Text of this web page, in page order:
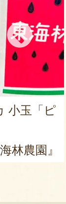
小玉「ピ
林農園』